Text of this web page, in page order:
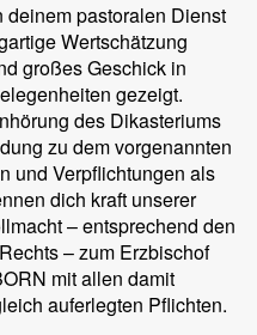
deinem pastoralen Dienst
Wertschätzung
großes Geschick in
gezeigt.
des Dikasteriums
zu dem vorgenannten
und Verpflichtungen als
dich kraft unserer
– entsprechend den
– zum Erzbischof
mit allen damit
auferlegten Pflichten.